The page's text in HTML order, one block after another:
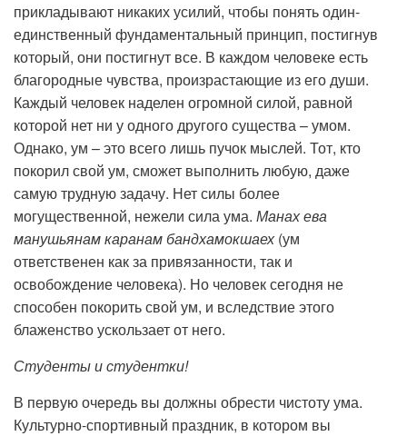
прикладывают никаких усилий, чтобы понять один-
единственный фундаментальный принцип, постигнув
который, они постигнут все. В каждом человеке есть
благородные чувства, произрастающие из его души.
Каждый человек наделен огромной силой, равной
которой нет ни у одного другого существа – умом.
Однако, ум – это всего лишь пучок мыслей. Тот, кто
покорил свой ум, сможет выполнить любую, даже
самую трудную задачу. Нет силы более
могущественной, нежели сила ума. Манах ева
манушьянам каранам бандхамокшаех(ум
ответственен как за привязанности, так и
освобождение человека). Но человек сегодня не
способен покорить свой ум, и вследствие этого
блаженство ускользает от него.
Студенты и студентки!
В первую очередь вы должны обрести чистоту ума.
Культурно-спортивный праздник, в котором вы